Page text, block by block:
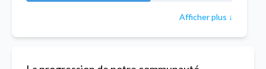
Afficher plus ↓